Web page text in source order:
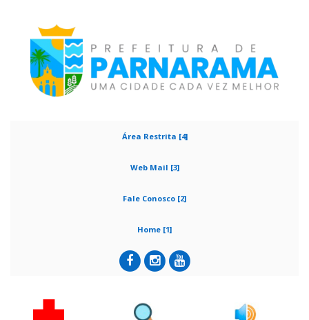
Área Restrita [4]
Web Mail [3]
Fale Conosco [2]
Home [1]